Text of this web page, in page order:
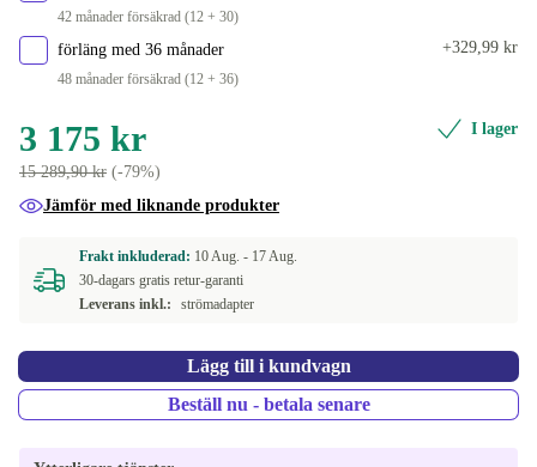
42 månader försäkrad (12 + 30)
förläng med 36 månader
48 månader försäkrad (12 + 36)
+329,99 kr
3 175 kr
15 289,90 kr (-79%)
I lager
Jämför med liknande produkter
Frakt inkluderad: 10 Aug. - 17 Aug.
30-dagars gratis retur-garanti
Leverans inkl.:
strömadapter
Lägg till i kundvagn
Beställ nu - betala senare